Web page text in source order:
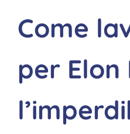
Come
per Elon